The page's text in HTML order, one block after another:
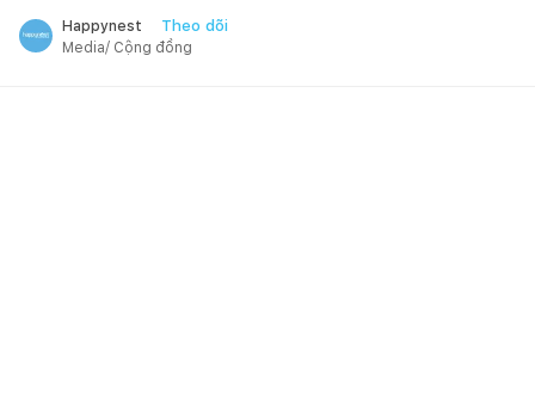
Happynest Theo dõi
Media/ Cộng đồng